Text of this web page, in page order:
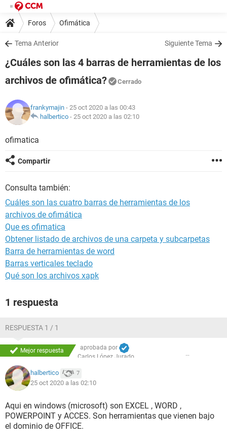
Foros Ofimática
Tema Anterior Siguiente Tema
¿Cuáles son las 4 barras de herramientas de los
archivos de ofimática?
Cerrado
frankymajin - 25 oct 2020 a las 00:43
halbertico - 25 oct 2020 a las 02:10
ofimatica
Compartir
Consulta también:
Cuáles son las cuatro barras de herramientas de los
archivos de ofimática
Que es ofimatica
Obtener listado de archivos de una carpeta y subcarpetas
Barra de herramientas de word
Barras verticales teclado
Qué son los archivos xapk
1 respuesta
RESPUESTA 1 / 1
Mejor respuesta
aprobada por
Carlos López Jurado
halbertico 7
25 oct 2020 a las 02:10
Aqui en windows (microsoft) son EXCEL , WORD ,
POWERPOINT y ACCES. Son herramientas que vienen bajo
el dominio de OFFICE.